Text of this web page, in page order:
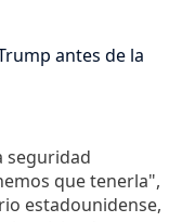
antes de la
seguridad
que tenerla",
estadounidense,